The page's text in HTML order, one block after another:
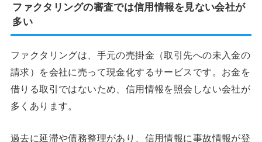
ファクタリングの審査では信用情報を見ない会社が
多い
ファクタリングは、手元の売掛金（取引先への未入金の
請求）を会社に売って現金化するサービスです。お金を
借りる取引ではないため、信用情報を照会しない会社が
多くあります。
過去に延滞や債務整理があり、信用情報に事故情報が登